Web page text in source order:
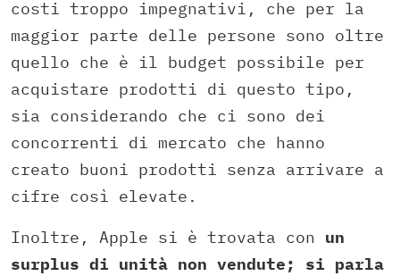
costi troppo impegnativi, che per la
maggior parte delle persone sono oltre
quello che è il budget possibile per
acquistare prodotti di questo tipo,
sia considerando che ci sono dei
concorrenti di mercato che hanno
creato buoni prodotti senza arrivare a
cifre così elevate.
Inoltre, Apple si è trovata con un
surplus di unità non vendute; si parla